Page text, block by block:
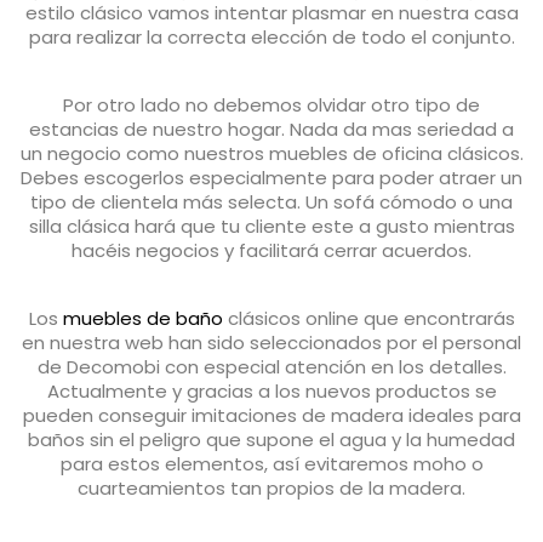
estilo clásico vamos intentar plasmar en nuestra casa
para realizar la correcta elección de todo el conjunto.
Por otro lado no debemos olvidar otro tipo de
estancias de nuestro hogar. Nada da mas seriedad a
un negocio como nuestros muebles de oficina clásicos.
Debes escogerlos especialmente para poder atraer un
tipo de clientela más selecta. Un sofá cómodo o una
silla clásica hará que tu cliente este a gusto mientras
hacéis negocios y facilitará cerrar acuerdos.
Los muebles de baño clásicos online que encontrarás
en nuestra web han sido seleccionados por el personal
de Decomobi con especial atención en los detalles.
Actualmente y gracias a los nuevos productos se
pueden conseguir imitaciones de madera ideales para
baños sin el peligro que supone el agua y la humedad
para estos elementos, así evitaremos moho o
cuarteamientos tan propios de la madera.